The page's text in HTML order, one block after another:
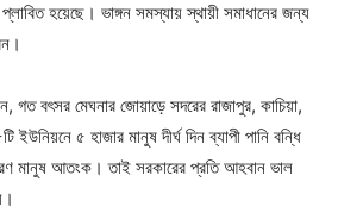
প্লাবিত হয়েছে। ভাঙ্গন সমস্যায় স্থায়ী সমাধানের জন্য
গত বৎসর মেঘনার জোয়াড়ে সদরের রাজাপুর, কাচিয়া,
ইউনিয়নে ৫ হাজার মানুষ দীর্ঘ দিন ব্যাপী পানি বন্ধি
মানুষ আতংক। তাই সরকারের প্রতি আহবান ভাল